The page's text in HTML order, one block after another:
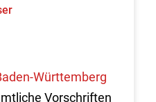
Württemberg
Vorschriften